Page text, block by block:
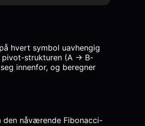
hvert symbol uavhengig
pivot-strukturen (A → B-
innenfor, og beregner
den nåværende Fibonacci-